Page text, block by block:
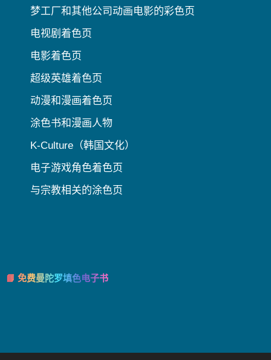
梦工厂和其他公司动画电影的彩色页
电视剧着色页
电影着色页
超级英雄着色页
动漫和漫画着色页
涂色书和漫画人物
K-Culture（韩国文化）
电子游戏角色着色页
与宗教相关的涂色页
📘 免费曼陀罗填色电子书